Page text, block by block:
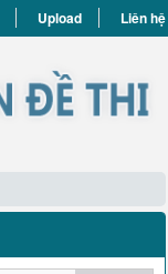
Upload Liên hệ